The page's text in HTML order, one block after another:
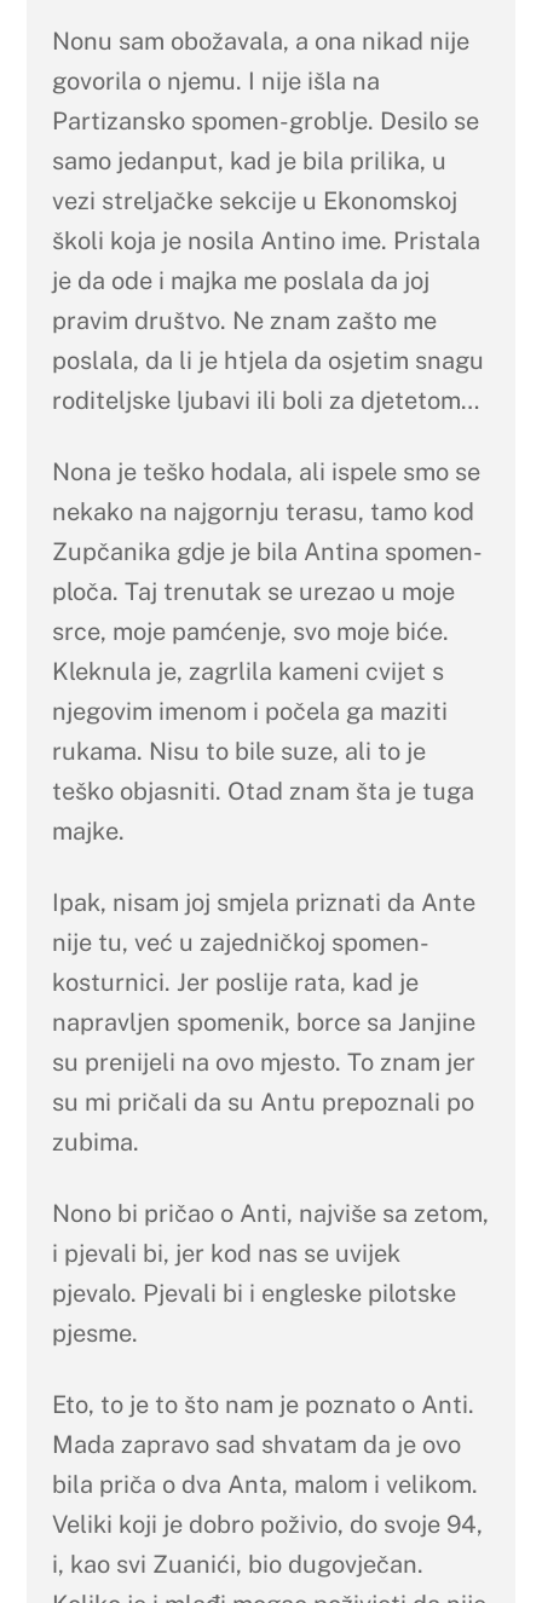
Nonu sam obožavala, a ona nikad nije
govorila o njemu. I nije išla na
Partizansko spomen-groblje. Desilo se
samo jedanput, kad je bila prilika, u
vezi streljačke sekcije u Ekonomskoj
školi koja je nosila Antino ime. Pristala
je da ode i majka me poslala da joj
pravim društvo. Ne znam zašto me
poslala, da li je htjela da osjetim snagu
roditeljske ljubavi ili boli za djetetom…
Nona je teško hodala, ali ispele smo se
nekako na najgornju terasu, tamo kod
Zupčanika gdje je bila Antina spomen-
ploča. Taj trenutak se urezao u moje
srce, moje pamćenje, svo moje biće.
Kleknula je, zagrlila kameni cvijet s
njegovim imenom i počela ga maziti
rukama. Nisu to bile suze, ali to je
teško objasniti. Otad znam šta je tuga
majke.
Ipak, nisam joj smjela priznati da Ante
nije tu, već u zajedničkoj spomen-
kosturnici. Jer poslije rata, kad je
napravljen spomenik, borce sa Janjine
su prenijeli na ovo mjesto. To znam jer
su mi pričali da su Antu prepoznali po
zubima.
Nono bi pričao o Anti, najviše sa zetom,
i pjevali bi, jer kod nas se uvijek
pjevalo. Pjevali bi i engleske pilotske
pjesme.
Eto, to je to što nam je poznato o Anti.
Mada zapravo sad shvatam da je ovo
bila priča o dva Anta, malom i velikom.
Veliki koji je dobro poživio, do svoje 94,
i, kao svi Zuanići, bio dugovječan.